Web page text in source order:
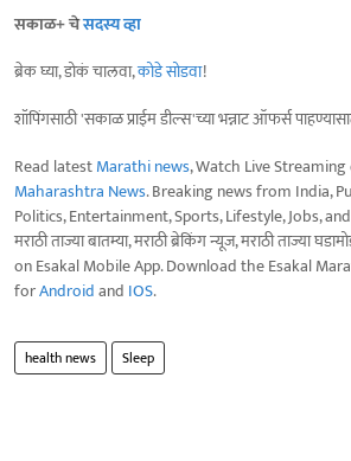
सकाळ+ चेसदस्य व्हा
ब्रेक घ्या, डोकं चालवा,कोडे सोडवा!
शॉपिंगसाठी 'सकाळ प्राईम डील्स'च्या भन्नाट ऑफर्स
Read latestMarathi news, Watch Live
Maharashtra News. Breaking news from India,
Politics, Entertainment, Sports, Lifestyle, Jobs,
मराठी ताज्या बातम्या, मराठी ब्रेकिंग न्यूज, मराठी ताज्या
on Esakal Mobile App. Download the Esakal
forAndroidand IOS.
health news Sleep